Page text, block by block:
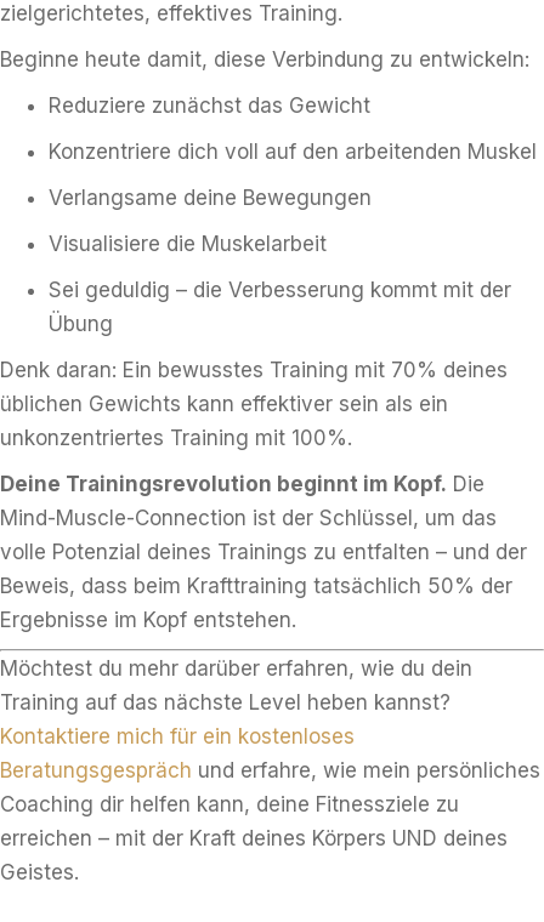
zielgerichtetes, effektives Training.
Beginne heute damit, diese Verbindung zu entwickeln:
Reduziere zunächst das Gewicht
Konzentriere dich voll auf den arbeitenden Muskel
Verlangsame deine Bewegungen
Visualisiere die Muskelarbeit
Sei geduldig – die Verbesserung kommt mit der
Übung
Denk daran: Ein bewusstes Training mit 70% deines
üblichen Gewichts kann effektiver sein als ein
unkonzentriertes Training mit 100%.
Deine Trainingsrevolution beginnt im Kopf. Die
Mind-Muscle-Connection ist der Schlüssel, um das
volle Potenzial deines Trainings zu entfalten – und der
Beweis, dass beim Krafttraining tatsächlich 50% der
Ergebnisse im Kopf entstehen.
Möchtest du mehr darüber erfahren, wie du dein
Training auf das nächste Level heben kannst?
Kontaktiere mich für ein kostenloses
Beratungsgespräch und erfahre, wie mein persönliches
Coaching dir helfen kann, deine Fitnessziele zu
erreichen – mit der Kraft deines Körpers UND deines
Geistes.